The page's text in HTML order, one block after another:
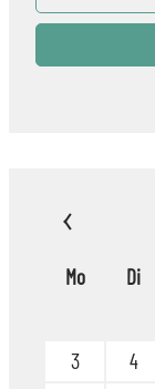
Mo Di
3
4